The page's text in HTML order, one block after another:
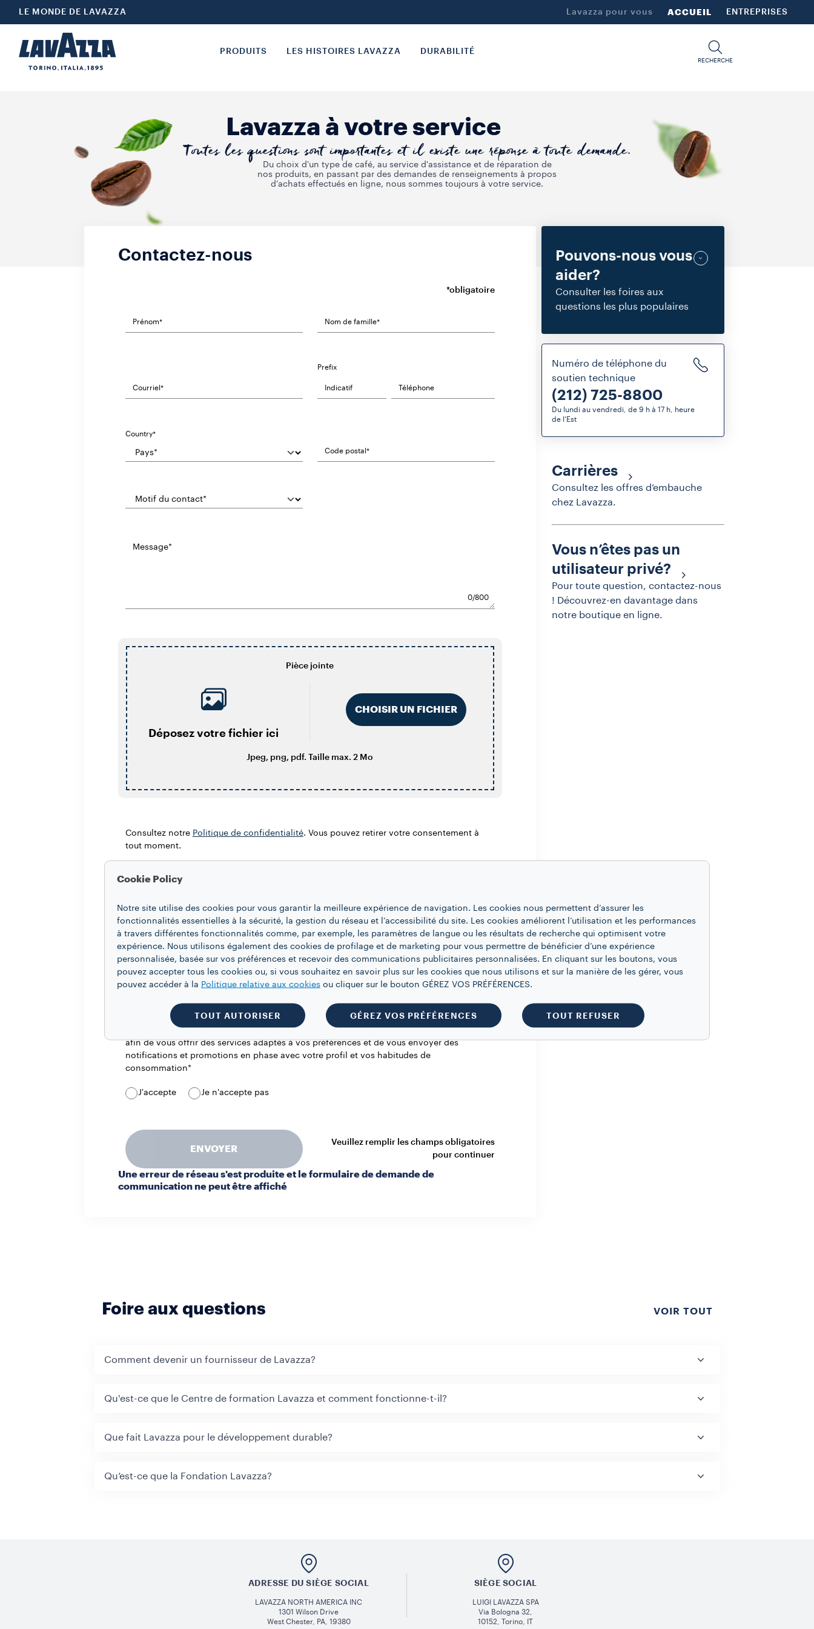
LE MONDE DE LAVAZZA Lavazza pour vous ACCUEIL ENTREPRISES
PRODUITS LES HISTOIRES LAVAZZA DURABILITÉ
RECHERCHE
Lavazza à votre service
Toutes les questions sont importantes et il existe une réponse à toute demande.
Du choix d'un type de café, au service d'assistance et de réparation de
nos produits, en passant par des demandes de renseignements à propos
d'achats effectués en ligne, nous sommes toujours à votre service.
Contactez-nous
*obligatoire
Prefix
Country*
0/800
Pièce jointe
Déposez votre fichier ici
CHOISIR UN FICHIER
Jpeg, png, pdf. Taille max. 2 Mo
Consultez notre Politique de confidentialité. Vous pouvez retirer votre consentement à
tout moment.
Restez informé de tout ce qui se passe chez Lavazza.Choisissez de recevoir des
informations sur les promotions et initiatives des produits du Groupe Lavazza*
J'accepte Je n'accepte pas
Vivez une expérience personnalisée.Il est important pour nous de connaître vos intérêts
afin de vous offrir des services adaptés à vos préférences et de vous envoyer des
notifications et promotions en phase avec votre profil et vos habitudes de
consommation*
J'accepte Je n'accepte pas
ENVOYER
Veuillez remplir les champs obligatoires
pour continuer
Une erreur de réseau s'est produite et le formulaire de demande de
communication ne peut être affiché
Pouvons-nous vous
aider?
Consulter les foires aux
questions les plus populaires
Numéro de téléphone du
soutien technique
(212) 725-8800
Du lundi au vendredi, de 9 h à 17 h, heure
de l’Est
Carrières
Consultez les offres d’embauche
chez Lavazza.
Vous n’êtes pas un
utilisateur privé?
Pour toute question, contactez-nous
! Découvrez-en davantage dans
notre boutique en ligne.
Foire aux questions VOIR TOUT
Comment devenir un fournisseur de Lavazza?
Qu'est-ce que le Centre de formation Lavazza et comment fonctionne-t-il?
Que fait Lavazza pour le développement durable?
Qu’est-ce que la Fondation Lavazza?
ADRESSE DU SIÈGE SOCIAL
LAVAZZA NORTH AMERICA INC
1301 Wilson Drive
West Chester, PA, 19380
SIÈGE SOCIAL
LUIGI LAVAZZA SPA
Via Bologna 32,
10152, Torino, IT
Cookie Policy
Notre site utilise des cookies pour vous garantir la meilleure expérience de navigation. Les cookies nous permettent d’assurer les
fonctionnalités essentielles à la sécurité, la gestion du réseau et l’accessibilité du site. Les cookies améliorent l’utilisation et les performances
à travers différentes fonctionnalités comme, par exemple, les paramètres de langue ou les résultats de recherche qui optimisent votre
expérience. Nous utilisons également des cookies de profilage et de marketing pour vous permettre de bénéficier d’une expérience
personnalisée, basée sur vos préférences et recevoir des communications publicitaires personnalisées. En cliquant sur les boutons, vous
pouvez accepter tous les cookies ou, si vous souhaitez en savoir plus sur les cookies que nous utilisons et sur la manière de les gérer, vous
pouvez accéder à la Politique relative aux cookies ou cliquer sur le bouton GÉREZ VOS PRÉFÉRENCES.
TOUT AUTORISER GÉREZ VOS PRÉFÉRENCES TOUT REFUSER